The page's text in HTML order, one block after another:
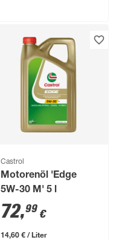
Castrol
Motorenöl 'Edge
5W-30 M' 5 l
72,99 €
14,60 € / Liter